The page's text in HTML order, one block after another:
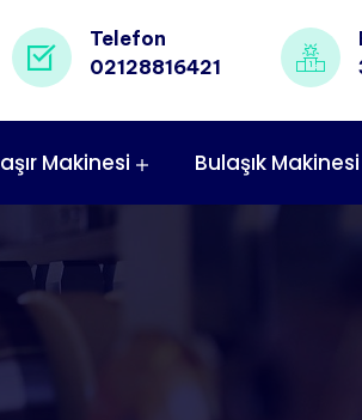
Telefon
02128816421
Makinesi Bulaşık Makinesi